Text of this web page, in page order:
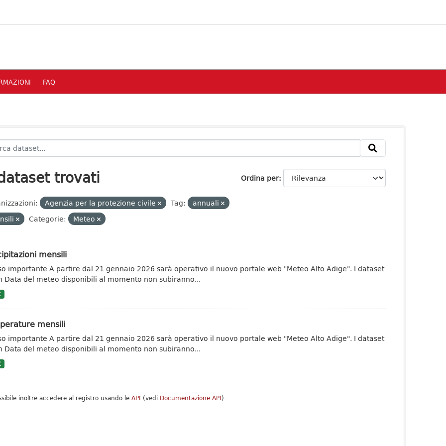
FAQ
Ordina per
trovati
Agenzia per la protezione civile Tag:
annuali
Categorie: Meteo
mensili
importante A partire dal 21 gennaio 2026 sarà operativo il nuovo portale web "Meteo Alto Adige". I dataset
Data del meteo disponibili al momento non subiranno...
mensili
importante A partire dal 21 gennaio 2026 sarà operativo il nuovo portale web "Meteo Alto Adige". I dataset
Data del meteo disponibili al momento non subiranno...
inoltre accedere al registro usando le API (vedi Documentazione API).